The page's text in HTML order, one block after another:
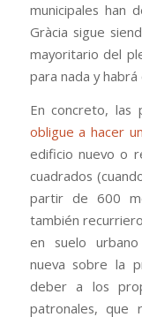
municipales han
Gràcia sigue
mayoritario del
para nada y
En concreto, las
obligue a hacer
edificio nuevo o
cuadrados
partir de 600
también
en suelo
nueva sobre la
deber a los
patronales, que